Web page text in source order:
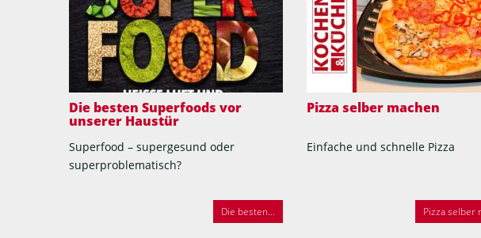
Die besten Superfoods vor
unserer Haustür
Superfood – supergesund oder
superproblematisch?
Die besten...
Pizza selber machen
Einfache und schnelle Pizza
Pizza selber